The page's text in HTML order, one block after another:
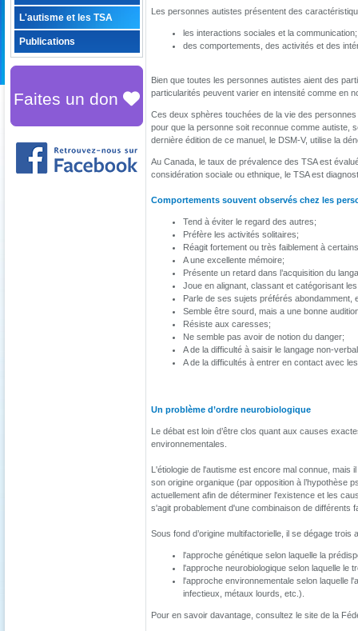
L'autisme et les TSA
Publications
Faites un don
Les personnes autistes présentent des
les interactions sociales et la communication;
des comportements, des activités et des
Bien que toutes les personnes autistes aient des
particularités peuvent varier en intensité comme en
Ces deux sphères touchées de la vie des
pour que la personne soit reconnue comme autiste,
dernière édition de ce manuel, le DSM-V, utilise la
Au Canada, le taux de prévalence des TSA est
considération sociale ou ethnique, le TSA est
Comportements souvent observés chez les
Tend à éviter le regard des autres;
Préfère les activités solitaires;
Réagit fortement ou très faiblement à
A une excellente mémoire;
Présente un retard dans l’acquisition du
Joue en alignant, classant et catégorisant
Parle de ses sujets préférés abondamment,
Semble être sourd, mais a une bonne
Résiste aux caresses;
Ne semble pas avoir de notion du danger;
A de la difficulté à saisir le langage non-
A de la difficultés à entrer en contact avec
Un problème d’ordre neurobiologique
Le débat est loin d’être clos quant aux causes
environnementales.
L'étiologie de l'autisme est encore mal connue,
son origine organique (par opposition à l’hypothèse
actuellement afin de déterminer l'existence et les
s'agit probablement d'une combinaison de différents
Sous fond d’origine multifactorielle, il se dégage
l'approche génétique selon laquelle la
l'approche neurobiologique selon laquelle le
l'approche environnementale selon laquelle
infectieux, métaux lourds, etc.).
Pour en savoir davantage, consultez le site de la